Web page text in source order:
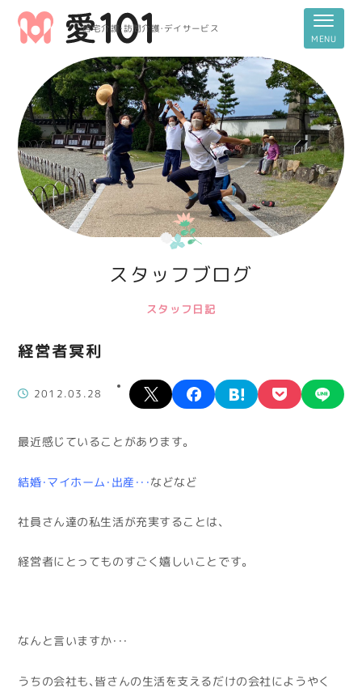
居宅介護・訪問介護・デイサービス
スタッフブログ
スタッフ日記
経営者冥利
2012.03.28
X facebookhatena pocket
最近感じていることがあります。
結婚・マイホーム・出産・・・ などなど
社員さん達の私生活が充実することは、
経営者にとってものすごく嬉しいことです。
なんと言いますか・・・
うちの会社も、皆さんの生活を支えるだけの会社にようやく